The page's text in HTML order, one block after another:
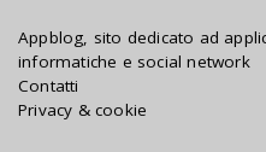
r
.
.
.
Appblog, sito dedicato ad
informatiche e social network
Contatti
Privacy & cookie